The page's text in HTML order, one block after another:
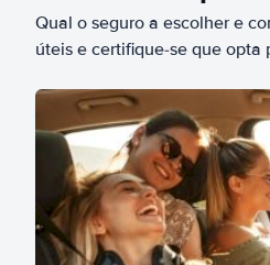
Qual o seguro a escolher e
úteis e certifique-se que opta